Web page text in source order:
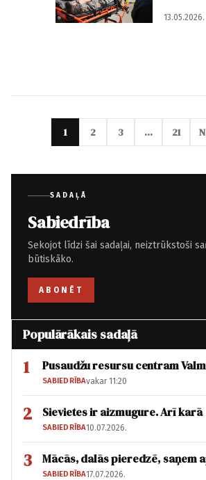
13.05.2026.
1 2 3 … 21
SADAĻĀ
Sabiedrība
Sekojot līdzi šai sadaļai, neiztrūkstoši
būtiskāko.
ABONĒT
Populārākais sadaļā
1 Pusaudžu resursu centram
SABIEDRĪBAvakar 11:20
2 Sievietes ir aizmugure. Arī karā
SABIEDRĪBA10.07.2026.
3 Mācās, dalās pieredzē, saņem
SABIEDRĪBA17.07.2026.